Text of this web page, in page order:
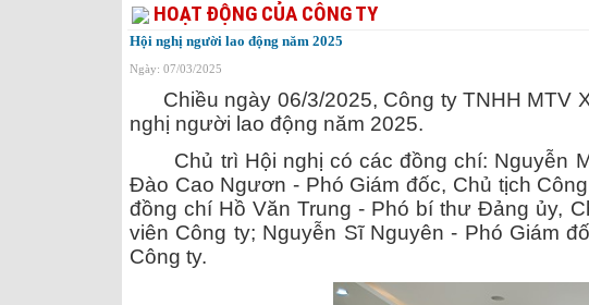
HOẠT ĐỘNG CỦA CÔNG TY
Hội nghị người lao động năm 2025
Ngày: 07/03/2025
Chiều ngày 06/3/2025, Công ty TNHH MTV
nghị người lao động năm 2025.
Chủ trì Hội nghị có các đồng chí: Nguyễn
Đào Cao Ngươn - Phó Giám đốc, Chủ tịch
đồng chí Hồ Văn Trung - Phó bí thư Đảng ủy,
viên Công ty; Nguyễn Sĩ Nguyên - Phó Giám
Công ty.